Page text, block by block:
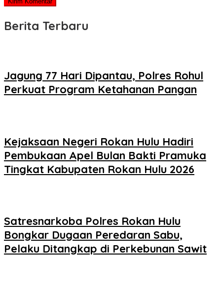
Berita Terbaru
Jagung 77 Hari Dipantau, Polres Rohul
Perkuat Program Ketahanan Pangan
Kejaksaan Negeri Rokan Hulu Hadiri
Pembukaan Apel Bulan Bakti Pramuka
Tingkat Kabupaten Rokan Hulu 2026
Satresnarkoba Polres Rokan Hulu
Bongkar Dugaan Peredaran Sabu,
Pelaku Ditangkap di Perkebunan Sawit